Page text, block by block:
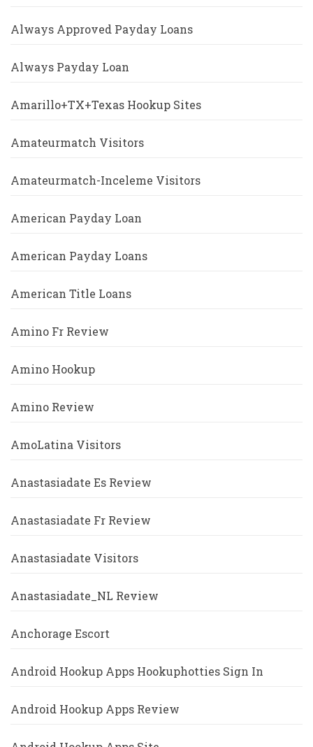
Always Approved Payday Loans
Always Payday Loan
Amarillo+TX+Texas Hookup Sites
Amateurmatch Visitors
Amateurmatch-Inceleme Visitors
American Payday Loan
American Payday Loans
American Title Loans
Amino Fr Review
Amino Hookup
Amino Review
AmoLatina Visitors
Anastasiadate Es Review
Anastasiadate Fr Review
Anastasiadate Visitors
Anastasiadate_NL Review
Anchorage Escort
Android Hookup Apps Hookuphotties Sign In
Android Hookup Apps Review